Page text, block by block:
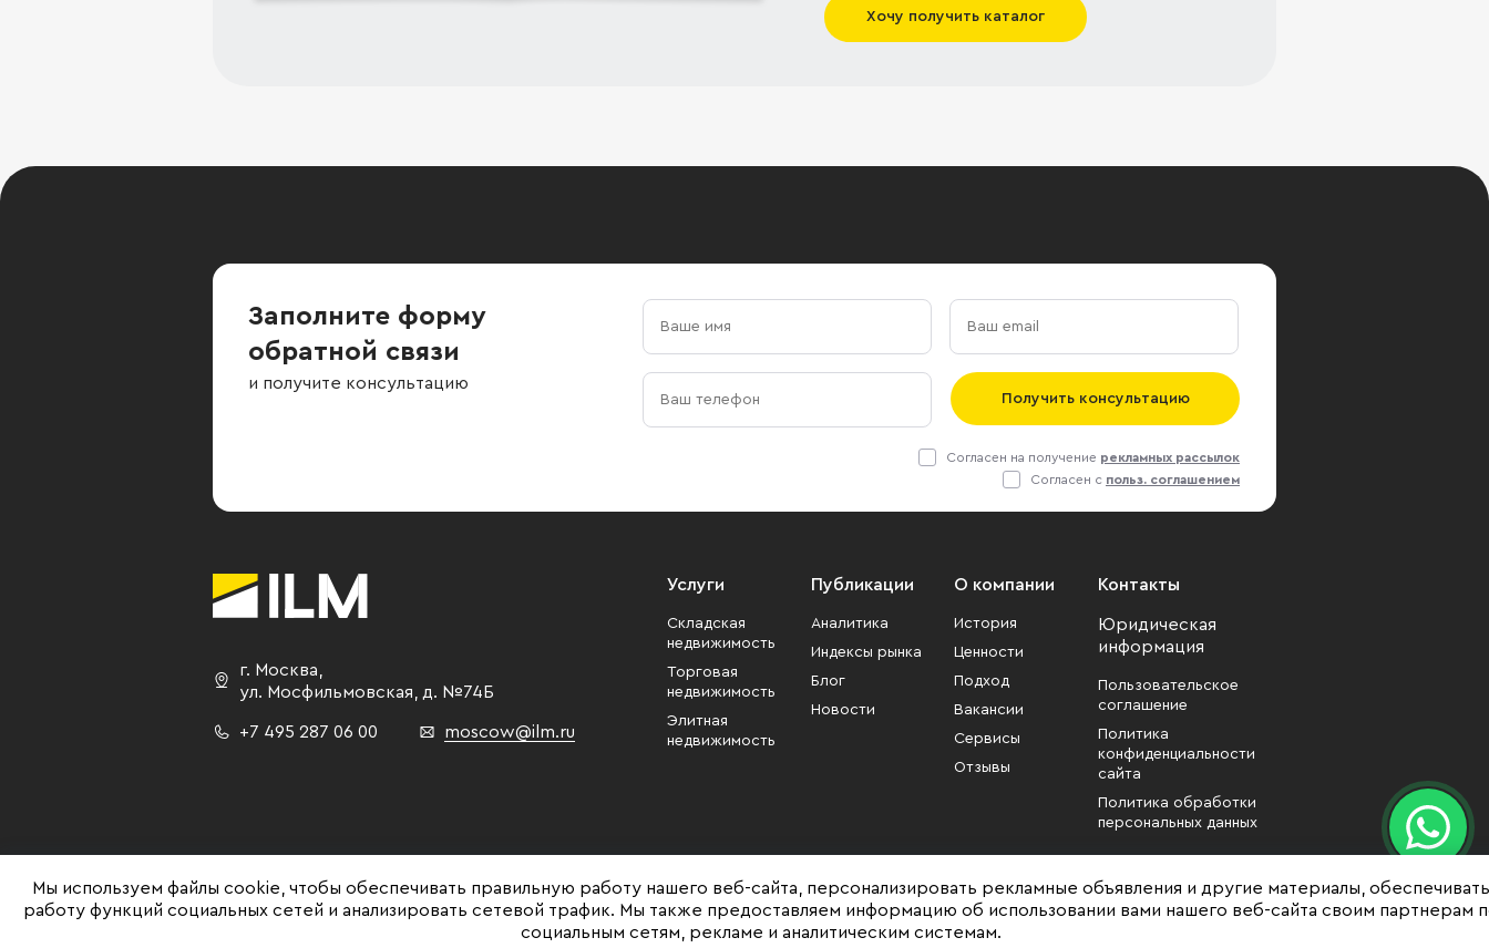
Хочу получить каталог
Заполните форму
обратной связи
и получите консультацию
Получить консультацию
Согласен на получение рекламных рассылок
Согласен с польз. соглашением
г. Москва,
ул. Мосфильмовская, д. №74Б
+7 495 287 06 00 moscow@ilm.ru
Услуги
Складская
недвижимость
Торговая
недвижимость
Элитная
недвижимость
Публикации
Аналитика
Индексы рынка
Блог
Новости
О компании
История
Ценности
Подход
Вакансии
Сервисы
Отзывы
Контакты
Юридическая
информация
Пользовательское
соглашение
Политика
конфиденциальности
сайта
Политика обработки
персональных данных
Представленная на сайте информация, в т.ч. стоимости объектов, носит информационный характер
Мы используем файлы cookie, чтобы обеспечивать правильную работу нашего веб-сайта, персонализировать рекламные объявления и другие материалы, обеспечивать
работу функций социальных сетей и анализировать сетевой трафик. Мы также предоставляем информацию об использовании вами нашего веб-сайта своим партнерам
социальным сетям, рекламе и аналитическим системам.